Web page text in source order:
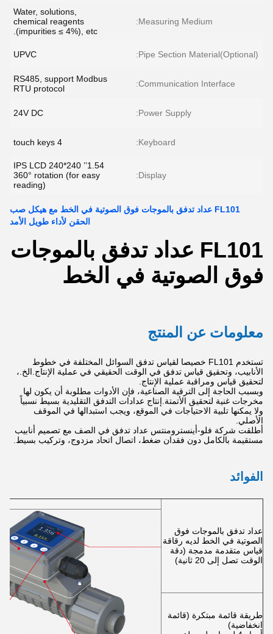
Measuring Medium:
Water, solutions,
chemical reagents
(impurities ≤ 4%), etc.
Pipe Section Material(Optional):
UPVC
Communication Interface:
RS485, support Modbus
RTU protocol
Power Supply:
24V DC
Keyboard:
4 touch keys
Display:
1.54’’ 240*240 IPS LCD
360° rotation (for easy
reading)
FL101 عداد تدفق بالموجات فوق الصوتية في الخط مع هيكل صب
الحقن لأداء طويل الأمد
FL101 عداد تدفق بالموجات
فوق الصوتية في الخط
معلومات عن المنتج
تستخدم FL101 خصيصا لقياس تدفق السوائل المختلفة في خطوط
الأنابيب، وتحقيق قياس تدفق في الوقت الحقيقي في عملية الإنتاج.الخ.،
لتحقيق قياس ومراقبة عملية الإنتاج.
وبسبب الحاجة إلى الترقية الصناعية، فإن الأدوات مطلوبة أن يكون لها
مخرجات غنية لتحقيق الأتمتة.إنتاج عدادات التدفق التقليدية بسيط نسبياً
ولا يمكنها تلبية الاحتياجات في الموقع، ويجب استبدالها في الموقف
الأصلي.
أطلقت شركة فلو-أينسترومنتس عداد تدفق في الصف مع تصميم أنابيب
مستقيمة بالكامل دون فقدان ضغط، اتصال اتحاد مزدوج، وتركيب بسيط.
الفوائد
عداد تدفق بالموجات فوق
الصوتية في الخط لديه رقاقة
قياس متقدمة مدمجة (دقة
الوقت تصل إلى 20 ثانية)
طريقة قائمة مبتكرة (قائمة
انخفاضية)